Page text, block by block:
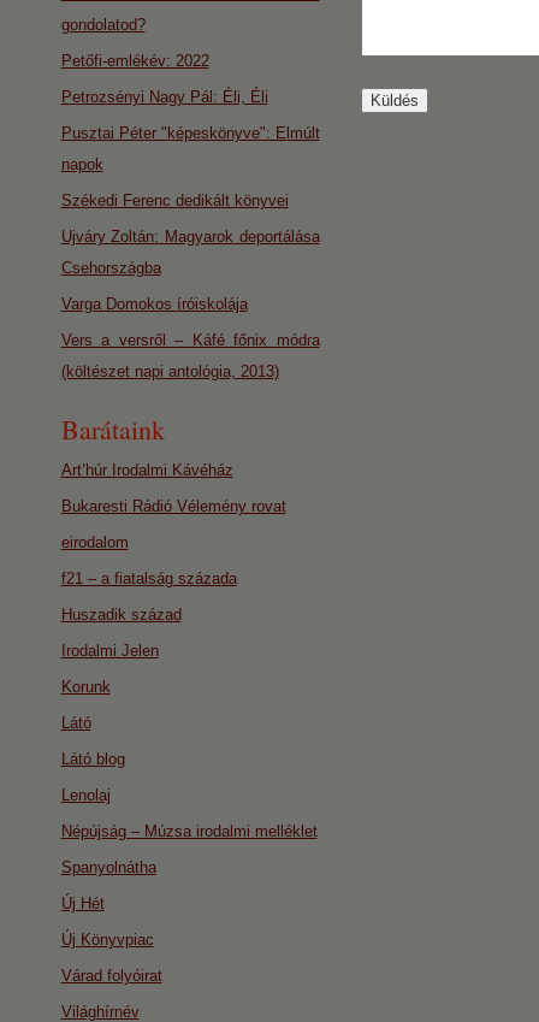
gondolatod?
Petőfi-emlékév: 2022
Petrozsényi Nagy Pál: Éli, Éli
Pusztai Péter "képeskönyve": Elmúlt
napok
Székedi Ferenc dedikált könyvei
Ujváry Zoltán: Magyarok deportálása
Csehországba
Varga Domokos íróiskolája
Vers a versről – Káfé főnix módra
(költészet napi antológia, 2013)
Barátaink
Art’húr Irodalmi Kávéház
Bukaresti Rádió Vélemény rovat
eirodalom
f21 – a fiatalság százada
Huszadik század
Irodalmi Jelen
Korunk
Látó
Látó blog
Lenolaj
Népújság – Múzsa irodalmi melléklet
Spanyolnátha
Új Hét
Új Könyvpiac
Várad folyóirat
Világhírnév